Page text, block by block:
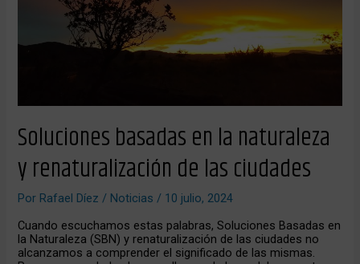
Soluciones basadas en la naturaleza
y renaturalización de las ciudades
Por Rafael Díez/ Noticias / 10 julio, 2024
Cuando escuchamos estas palabras, Soluciones Basadas en
la Naturaleza (SBN) y renaturalización de las ciudades no
alcanzamos a comprender el significado de las mismas.